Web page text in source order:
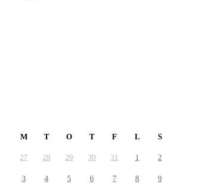
M T O T F L S
27 28 29 30 31 1 2
3 4 5 6 7 8 9